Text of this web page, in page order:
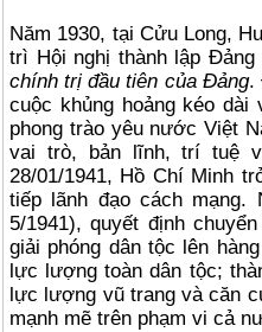
Năm 1930, tại Cửu Long,
trì Hội nghị thành lập
chính trị đầu tiên của Đảng.
cuộc khủng hoảng kéo
phong trào yêu nước Việt
vai trò, bản lĩnh, trí tuệ
28/01/1941, Hồ Chí Minh
tiếp lãnh đạo cách
5/1941), quyết định
giải phóng dân tộc lên
lực lượng toàn dân tộc;
lực lượng vũ trang và căn
mạnh mẽ trên phạm vi cả